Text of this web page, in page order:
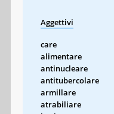
Aggettivi
care
alimentare
antinucleare
antitubercolare
armillare
atrabiliare